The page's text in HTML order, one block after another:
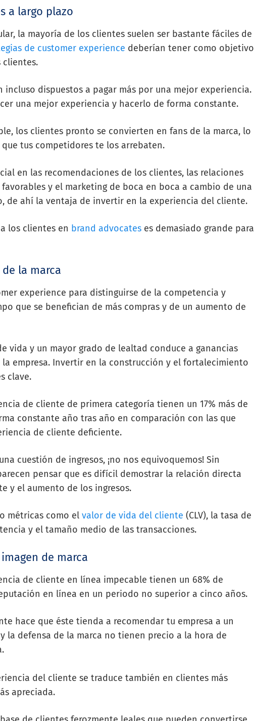
a largo plazo
la mayoría de los clientes suelen ser bastante fáciles de
de customer experience deberían tener como objetivo
clientes.
incluso dispuestos a pagar más por una mejor experiencia.
una mejor experiencia y hacerlo de forma constante.
los clientes pronto se convierten en fans de la marca, lo
tus competidores te los arrebaten.
en las recomendaciones de los clientes, las relaciones
y el marketing de boca en boca a cambio de una
de ahí la ventaja de invertir en la experiencia del cliente.
los clientes en brand advocates es demasiado grande para
la marca
experience para distinguirse de la competencia y
que se benefician de más compras y de un aumento de
vida y un mayor grado de lealtad conduce a ganancias
empresa. Invertir en la construcción y el fortalecimiento
clave.
de cliente de primera categoría tienen un 17% más de
constante año tras año en comparación con las que
de cliente deficiente.
cuestión de ingresos, ¡no nos equivoquemos! Sin
pensar que es difícil demostrar la relación directa
y el aumento de los ingresos.
métricas como el valor de vida del cliente (CLV), la tasa de
y el tamaño medio de las transacciones.
de marca
de cliente en línea impecable tienen un 68% de
en línea en un periodo no superior a cinco años.
hace que éste tienda a recomendar tu empresa a un
la defensa de la marca no tienen precio a la hora de
del cliente se traduce también en clientes más
apreciada.